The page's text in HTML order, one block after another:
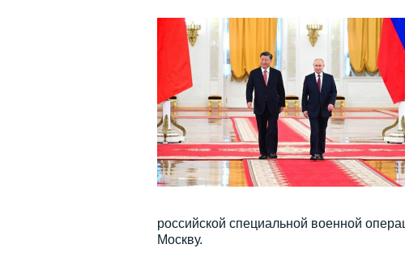
российской специальной военной
Москву.